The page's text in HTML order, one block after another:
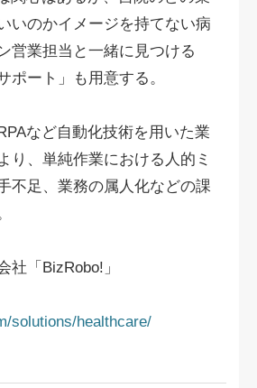
いのかイメージを持てない病
営業担当と一緒に見つける
ポート」も用意する。
など自動化技術を用いた業
り、単純作業における人的ミ
不足、業務の属人化などの課
「BizRobo!」
solutions/healthcare/